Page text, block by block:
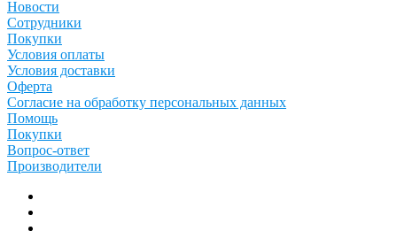
Новости
Сотрудники
Покупки
Условия оплаты
Условия доставки
Оферта
Согласие на обработку персональных данных
Помощь
Покупки
Вопрос-ответ
Производители